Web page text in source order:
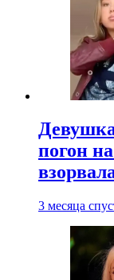
погон
3 месяца